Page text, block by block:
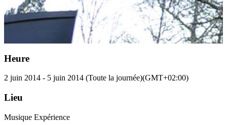
Heure
2 juin 2014 - 5 juin 2014 (Toute la journée)(GMT+02:00)
Lieu
Musique Expérience